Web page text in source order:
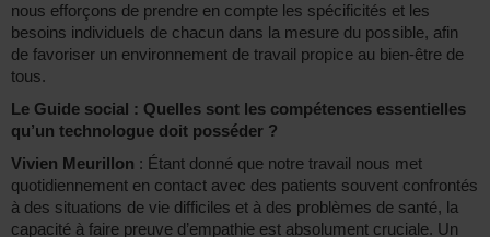
nous efforçons de prendre en compte les spécificités et les
besoins individuels de chacun dans la mesure du possible, afin
de favoriser un environnement de travail propice au bien-être de
tous.
Le Guide social : Quelles sont les compétences essentielles
qu’un technologue doit posséder ?
Vivien Meurillon : Étant donné que notre travail nous met
quotidiennement en contact avec des patients souvent confrontés
à des situations de vie difficiles et à des problèmes de santé, la
capacité à faire preuve d’empathie est absolument cruciale. Un